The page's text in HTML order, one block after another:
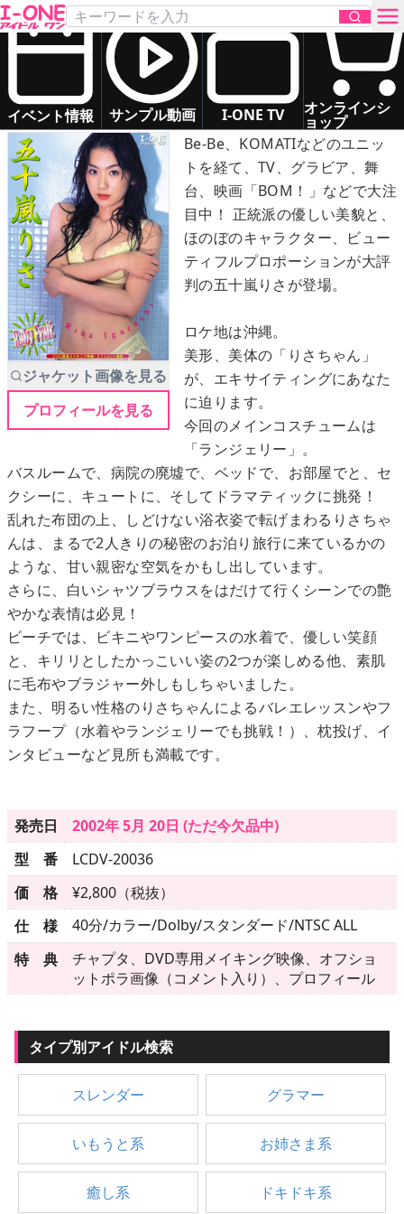
イベント情報 サンプル動画 I-ONE TV オンラインシ
ョップ
お問い合わせ
TOP
DVD
Blu-ray
サンプル動画
イベント情報
アイドル一覧
メニュー
▶発売中
▶新作
▶次回作
▶ 制作中
▶発売年月日
ご利用ガイド
▶ 個人情報保護について
▶ よくあるご質問
▶会社概要
お問い合わせフォーム
五十嵐 りさ
「Ruby Fruit （ルビーフルーツ）」
あま～い誘惑…完熟ガールRISA
ジャケット画像を見る
プロフィールを見る
Be-Be、KOMATIなどのユニッ
トを経て、TV、グラビア、舞
台、映画「BOM！」などで大注
目中！ 正統派の優しい美貌と、
ほのぼのキャラクター、ビュー
ティフルプロポーションが大評
判の五十嵐りさが登場。
ロケ地は沖縄。
美形、美体の「りさちゃん」
が、エキサイティングにあなた
に迫ります。
今回のメインコスチュームは
「ランジェリー」。
バスルームで、病院の廃墟で、ベッドで、お部屋でと、セ
クシーに、キュートに、そしてドラマティックに挑発！
乱れた布団の上、しどけない浴衣姿で転げまわるりさちゃ
んは、まるで2人きりの秘密のお泊り旅行に来ているかの
ような、甘い親密な空気をかもし出しています。
さらに、白いシャツブラウスをはだけて行くシーンでの艶
やかな表情は必見！
ビーチでは、ビキニやワンピースの水着で、優しい笑顔
と、キリリとしたかっこいい姿の2つが楽しめる他、素肌
に毛布やブラジャー外しもしちゃいました。
また、明るい性格のりさちゃんによるバレエレッスンやフ
ラフープ（水着やランジェリーでも挑戦！）、枕投げ、イ
ンタビューなど見所も満載です。
発売日
2002年 5月 20日 (ただ今欠品中)
型 番
LCDV-20036
価 格
¥2,800（税抜）
仕 様
40分/カラー/Dolby/スタンダード/NTSC ALL
特 典
チャプタ、DVD専用メイキング映像、オフショ
ットポラ画像（コメント入り）、プロフィール
タイプ別アイドル検索
スレンダー グラマー
いもうと系 お姉さま系
癒し系 ドキドキ系